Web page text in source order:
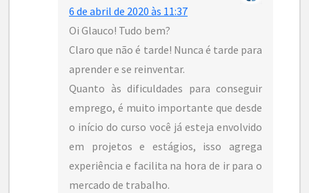
6 de abril de 2020 às 11:37
Oi Glauco! Tudo bem?
Claro que não é tarde! Nunca é tarde para
aprender e se reinventar.
Quanto às dificuldades para conseguir
emprego, é muito importante que desde
o início do curso você já esteja envolvido
em projetos e estágios, isso agrega
experiência e facilita na hora de ir para o
mercado de trabalho.